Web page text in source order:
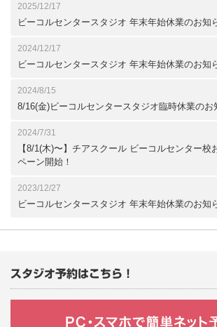
2025/12/17
ビーコルセンタースタジオ 年末年始休業のお知
2024/12/17
ビーコルセンタースタジオ 年末年始休業のお知
2024/8/15
8/16(金)ビーコルセンタースタジオ臨時休業のお
2024/7/31
【8/1(木)〜】チアスクール ビーコルセンター校
ペーン開始！
2023/12/27
ビーコルセンタースタジオ 年末年始休業のお知
スタジオ予約はこちら！